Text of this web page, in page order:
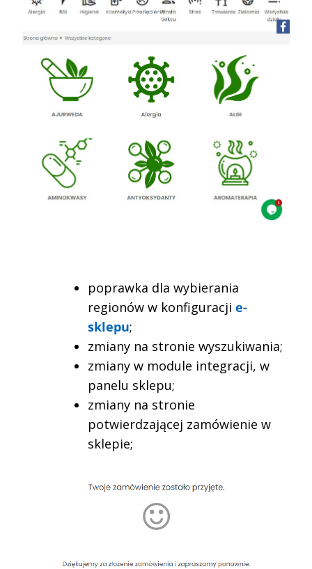
poprawka dla wybierania
regionów w konfiguracji e-
sklepu;
zmiany na stronie wyszukiwania;
zmiany w module integracji, w
panelu sklepu;
zmiany na stronie
potwierdzającej zamówienie w
sklepie;